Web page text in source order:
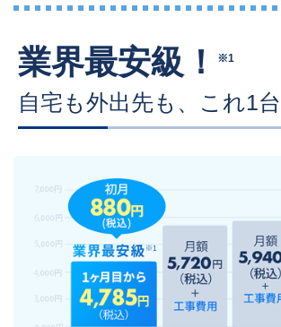
業界最安級！ ※1
自宅も外出先も、これ1